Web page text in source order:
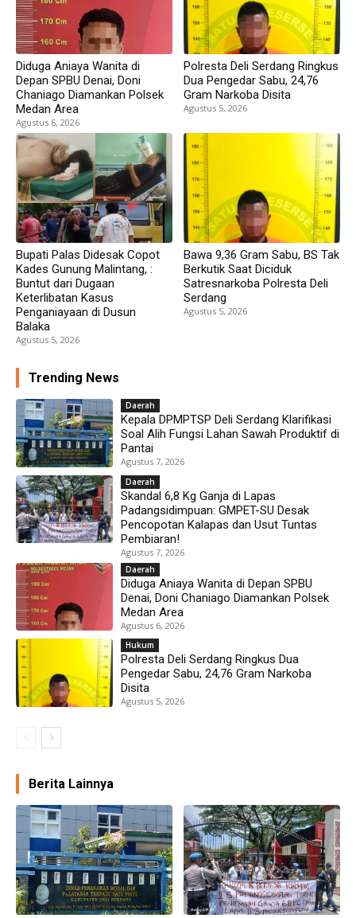
Diduga Aniaya Wanita di
Depan SPBU Denai, Doni
Chaniago Diamankan Polsek
Medan Area
Agustus 6, 2026
Polresta Deli Serdang Ringkus
Dua Pengedar Sabu, 24,76
Gram Narkoba Disita
Agustus 5, 2026
Bupati Palas Didesak Copot
Kades Gunung Malintang, :
Buntut dari Dugaan
Keterlibatan Kasus
Penganiayaan di Dusun
Balaka
Agustus 5, 2026
Bawa 9,36 Gram Sabu, BS Tak
Berkutik Saat Diciduk
Satresnarkoba Polresta Deli
Serdang
Agustus 5, 2026
Trending News
Daerah
Kepala DPMPTSP Deli Serdang Klarifikasi
Soal Alih Fungsi Lahan Sawah Produktif di
Pantai
Agustus 7, 2026
Daerah
Skandal 6,8 Kg Ganja di Lapas
Padangsidimpuan: GMPET-SU Desak
Pencopotan Kalapas dan Usut Tuntas
Pembiaran!
Agustus 7, 2026
Daerah
Diduga Aniaya Wanita di Depan SPBU
Denai, Doni Chaniago Diamankan Polsek
Medan Area
Agustus 6, 2026
Hukum
Polresta Deli Serdang Ringkus Dua
Pengedar Sabu, 24,76 Gram Narkoba
Disita
Agustus 5, 2026
Berita Lainnya